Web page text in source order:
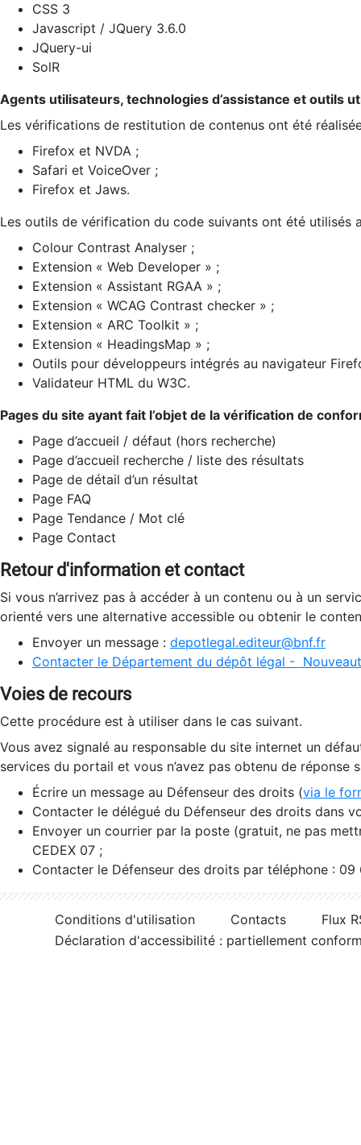
CSS 3
Javascript / JQuery 3.6.0
JQuery-ui
SolR
Agents utilisateurs, technologies d’assistance et outils
Les vérifications de restitution de contenus ont été
Firefox et NVDA ;
Safari et VoiceOver ;
Firefox et Jaws.
Les outils de vérification du code suivants ont été utilisés
Colour Contrast Analyser ;
Extension « Web Developer » ;
Extension « Assistant RGAA » ;
Extension « WCAG Contrast checker » ;
Extension « ARC Toolkit » ;
Extension « HeadingsMap » ;
Outils pour développeurs intégrés au navigateur
Validateur HTML du W3C.
Pages du site ayant fait l’objet de la vérification de
Page d’accueil / défaut (hors recherche)
Page d’accueil recherche / liste des résultats
Page de détail d’un résultat
Page FAQ
Page Tendance / Mot clé
Page Contact
Retour d'information et contact
Si vous n’arrivez pas à accéder à un contenu ou à un
orienté vers une alternative accessible ou obtenir le
Envoyer un message : depotlegal.editeur@bnf.fr
Contacter le Département du dépôt légal -
Voies de recours
Cette procédure est à utiliser dans le cas suivant.
Vous avez signalé au responsable du site internet un
services du portail et vous n’avez pas obtenu de réponse
Écrire un message au Défenseur des droits (via le
Contacter le délégué du Défenseur des droits dans
Envoyer un courrier par la poste (gratuit, ne pas
CEDEX 07 ;
Contacter le Défenseur des droits par téléphone :
Conditions d'utilisation Contacts
Flux
Déclaration d'accessibilité : partiellement